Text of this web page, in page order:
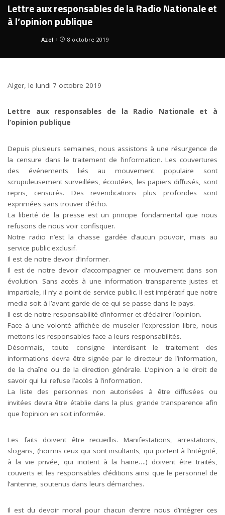
Lettre aux responsables de la Radio Nationale et
à l’opinion publique
Posted
Azel 8 octobre 2019
Alger, le lundi 7 octobre 2019
Lettre aux responsables de la Radio Nationale et à
l’opinion publique
Depuis plusieurs semaines, nous assistons à une résurgence de
la censure dans le traitement de l’information. Les couvertures
des événements liés au mouvement populaire sont
scrupuleusement surveillées, écoutées, les papiers diffusés, sont
repris, censurés. Des revendications plus profondes sont
exprimées sans trouver d’écho.
La liberté de la presse est un principe fondamental que nous
refusons de nous voir confisquer.
Notre radio n’est la chasse gardée d’aucun pouvoir, mais au
service public exclusif.
Il est de notre devoir d’informer.
Il est de notre devoir d’accompagner ce mouvement dans son
évolution. Sans accès à une information transparente justes et
impartiale, il n’y a point de service public. Il est impératif que notre
media soit à l’avant garde de ce qui se passe dans le pays.
Il est de notre responsabilité d’informer et d’éclairer l’opinion.
Face à une volonté affichée de museler l’expression libre, nous
mettons les responsables face a leurs responsabilités.
Désormais, toute consigne interdisant le traitement des
informations devra être signée par le directeur de l’information,
de la chaîne ou de la direction générale. L’opinion a le droit de
savoir qui lui refuse l’accès à l’information.
La liste des personnes non autorisées à être diffusées ou
invitées devra être établie dans la plus grande transparence afin
que l’opinion en soit informée.
Les faits doivent être recueillis. Manifestations, arrestations,
slogans, (hormis ceux qui sont insultants, qui portent à l’intégrité,
à la vie privée, qui incitent à la haine….) doivent être traités,
couverts et les responsables d’éditions ainsi que le personnel de
l’antenne, soutenus dans leurs démarches.
Il est du devoir moral pour chacun d’entre nous d’intégrer ces